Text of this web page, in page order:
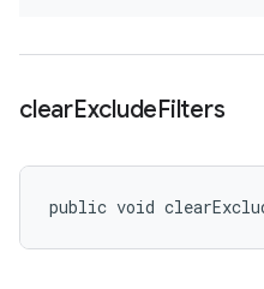
clearExcludeFilters
public void